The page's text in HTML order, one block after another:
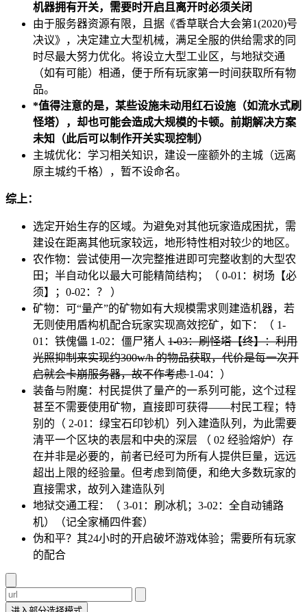
机器拥有开关，需要时开启且离开时必须关闭
由于服务器资源有限，且据《香草联合大会第1(2020)号
决议》，决定建立大型机械，满足全服的供给需求的同
时尽最大努力优化。将设立大型工业区，与地狱交通
（如有可能）相通，便于所有玩家第一时间获取所有物
品。
*值得注意的是，某些设施未动用红石设施（如流水式刷
怪塔），却也可能会造成大规模的卡顿。前期解决方案
未知（此后可以制作开关实现控制）
主城优化：学习相关知识，建设一座额外的主城（远离
原主城约千格），暂不设命名。
综上：
选定开始生存的区域。为避免对其他玩家造成困扰，需
建设在距离其他玩家较远，地形特性相对较少的地区。
农作物：尝试使用一次完整推进即可完整收割的大型农
田；半自动化以最大可能精简结构；（ 0-01：树场【必
须】；0-02：？ ）
矿物：可“量产”的矿物如有大规模需求则建造机器，若
无则使用盾构机配合玩家实现高效挖矿，如下：（ 1-
01：铁傀儡 1-02：僵尸猪人 1-03：刷怪塔【终】：利用
光照抑制来实现约300w/h 的物品获取，代价是每一次开
启就会卡崩服务器，故不作考虑1-04：）
装备与附魔：村民提供了量产的一系列可能，这个过程
甚至不需要使用矿物，直接即可获得——村民工程；特
别的（ 2-01：绿宝石印钞机）列入建造队列，为此需要
清平一个区块的表层和中央的深层 （ 02 经验熔炉）存
在并非是必要的，前者已经可为所有人提供巨量，远远
超出上限的经验量。但考虑到简便，和绝大多数玩家的
直接需求，故列入建造队列
地狱交通工程：（ 3-01：刷冰机；3-02：全自动铺路
机）（记全家桶四件套）
伪和平？其24小时的开启破坏游戏体验；需要所有玩家
的配合